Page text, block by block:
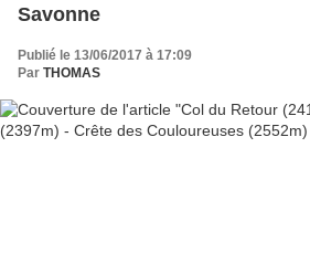
Savonne
Publié le 13/06/2017 à 17:09
Par THOMAS